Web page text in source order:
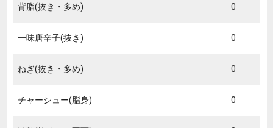
背脂(抜き・多め) 0
一味唐辛子(抜き) 0
ねぎ(抜き・多め) 0
チャーシュー(脂身) 0